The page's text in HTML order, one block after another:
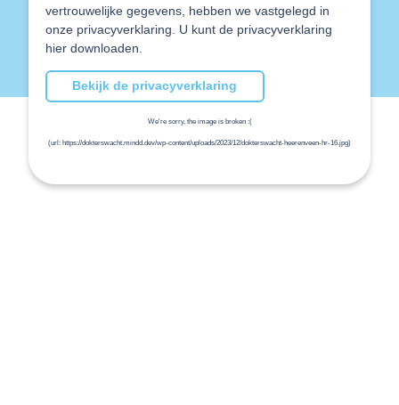
vertrouwelijke gegevens, hebben we vastgelegd in
onze privacyverklaring. U kunt de privacyverklaring
hier downloaden.
Bekijk de privacyverklaring